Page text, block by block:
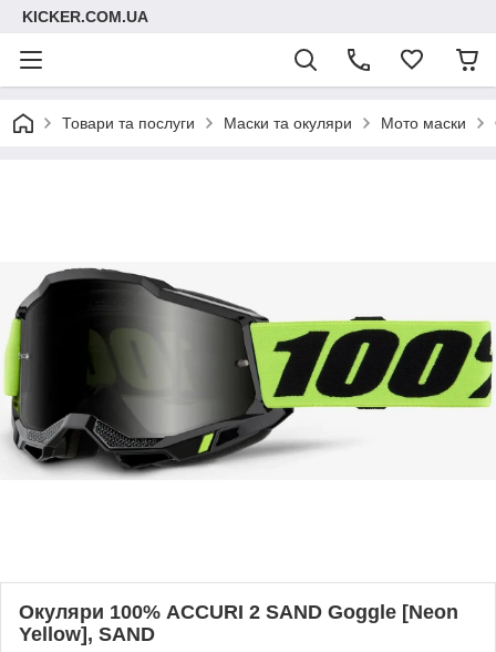
KICKER.COM.UA
Товари та послуги Маски та окуляри Мото маски
Окуляри 100% ACCURI 2 SAND Goggle [Neon
Yellow], SAND